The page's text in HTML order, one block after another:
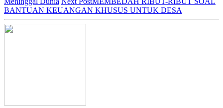
BANTUAN KEUANGAN KHUSUS UNTUK DESA